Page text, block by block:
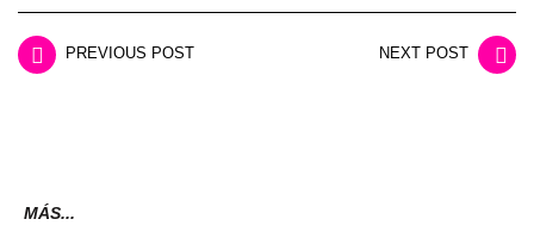
PREVIOUS POST NEXT POST
MÁS...